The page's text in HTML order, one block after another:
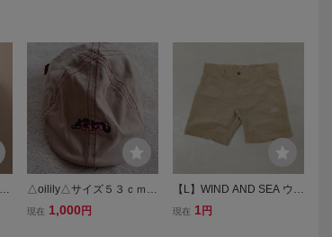
△oilily△サイズ５３ｃｍ△
ベージュ△ハンチング帽子
現在 1,000 円
【L】WIND AND SEA ウィ
ンダンシー WDS コーデュ
現在 1円